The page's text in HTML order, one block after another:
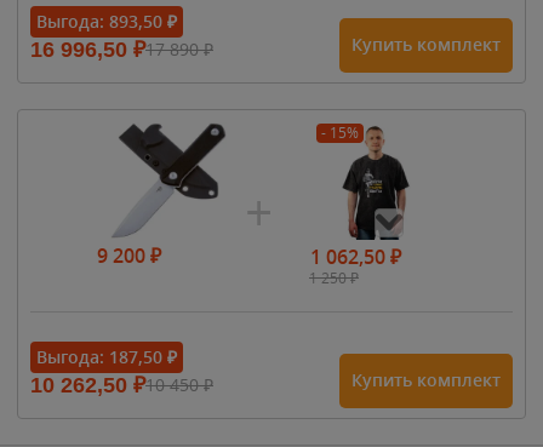
Выгода: 893,50 ₽
16 996,50 ₽17 890₽ Купить комплект
9 200₽
- 15%
1 062,50₽
1 250₽
1 615₽
Выгода: 187,50 ₽
10 262,50 ₽10 450₽ Купить комплект